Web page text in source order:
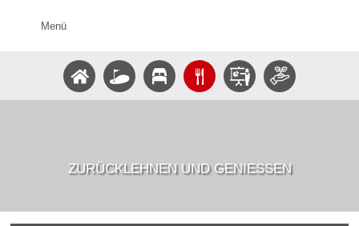
Menü
ZURÜCKLEHNEN UND GENIESSEN